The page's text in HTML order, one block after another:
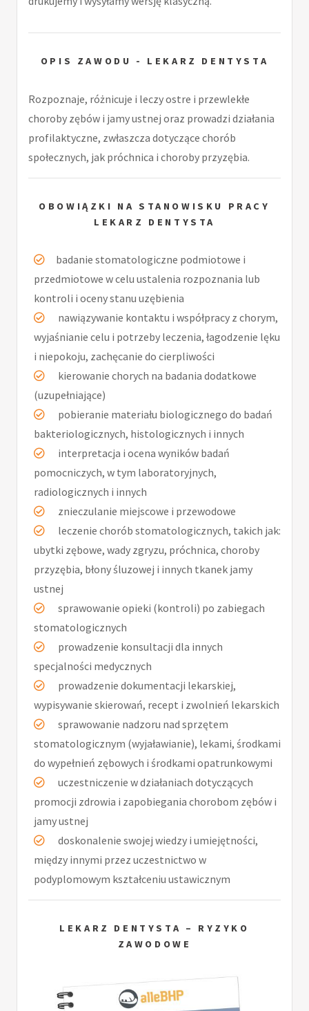
OPIS ZAWODU - LEKARZ DENTYSTA
Rozpoznaje, różnicuje i leczy ostre i przewlekłe
choroby zębów i jamy ustnej oraz prowadzi działania
profilaktyczne, zwłaszcza dotyczące chorób
społecznych, jak próchnica i choroby przyzębia.
OBOWIĄZKI NA STANOWISKU PRACY
LEKARZ DENTYSTA
badanie stomatologiczne podmiotowe i
przedmiotowe w celu ustalenia rozpoznania lub
kontroli i oceny stanu uzębienia
nawiązywanie kontaktu i współpracy z chorym,
wyjaśnianie celu i potrzeby leczenia, łagodzenie lęku
i niepokoju, zachęcanie do cierpliwości
kierowanie chorych na badania dodatkowe
(uzupełniające)
pobieranie materiału biologicznego do badań
bakteriologicznych, histologicznych i innych
interpretacja i ocena wyników badań
pomocniczych, w tym laboratoryjnych,
radiologicznych i innych
znieczulanie miejscowe i przewodowe
leczenie chorób stomatologicznych, takich jak:
ubytki zębowe, wady zgryzu, próchnica, choroby
przyzębia, błony śluzowej i innych tkanek jamy
ustnej
sprawowanie opieki (kontroli) po zabiegach
stomatologicznych
prowadzenie konsultacji dla innych
specjalności medycznych
prowadzenie dokumentacji lekarskiej,
wypisywanie skierowań, recept i zwolnień lekarskich
sprawowanie nadzoru nad sprzętem
stomatologicznym (wyjaławianie), lekami, środkami
do wypełnień zębowych i środkami opatrunkowymi
uczestniczenie w działaniach dotyczących
promocji zdrowia i zapobiegania chorobom zębów i
jamy ustnej
doskonalenie swojej wiedzy i umiejętności,
między innymi przez uczestnictwo w
podyplomowym kształceniu ustawicznym
LEKARZ DENTYSTA – RYZYKO
ZAWODOWE